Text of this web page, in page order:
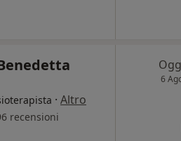
· Altro
recensioni
6